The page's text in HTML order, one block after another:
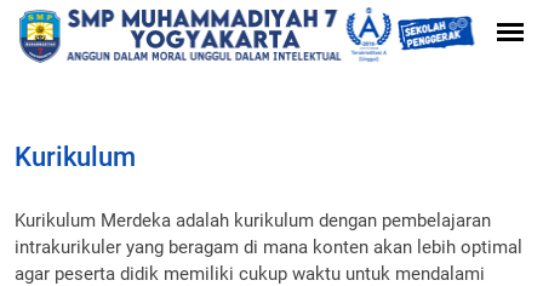
Kurikulum
Kurikulum Merdeka adalah kurikulum dengan pembelajaran
intrakurikuler yang beragam di mana konten akan lebih optimal
agar peserta didik memiliki cukup waktu untuk mendalami